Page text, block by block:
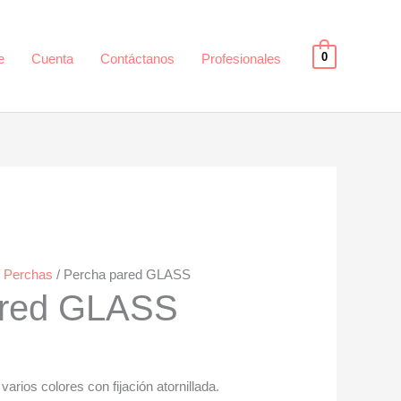
Cuenta Contáctanos Profesionales 0
Perchas / Percha pared GLASS
GLASS
colores con fijación atornillada.